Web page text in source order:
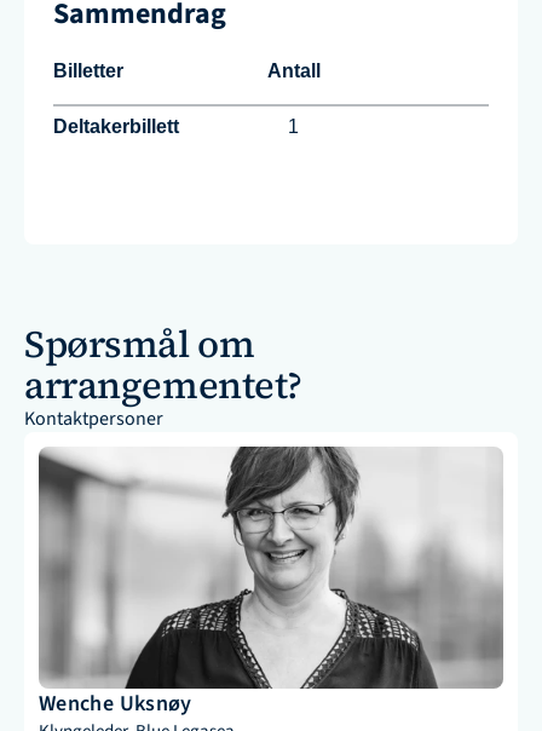
Sammendrag
Billetter Antall
Deltakerbillett 1
Spørsmål om
arrangementet?
Kontaktpersoner
Wenche Uksnøy